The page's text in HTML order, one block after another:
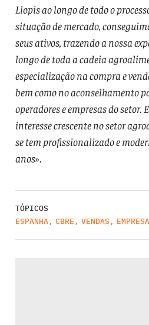
Llopis ao longo de todo o
situação de mercado,
seus ativos, trazendo a nossa
longo de toda a cadeia
especialização na compra e
bem como no aconselhamento
operadores e empresas do setor.
interesse crescente no setor
se tem profissionalizado e
anos».
TÓPICOS
ESPANHA, CBRE , VENDAS ,